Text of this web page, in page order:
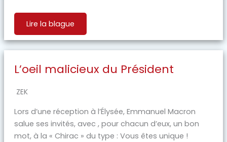
Lire la blague
L’oeil malicieux du Président
ZEK
Lors d’une réception à l’Élysée, Emmanuel Macron
salue ses invités, avec , pour chacun d’eux, un bon
mot, à la « Chirac » du type : Vous êtes unique !